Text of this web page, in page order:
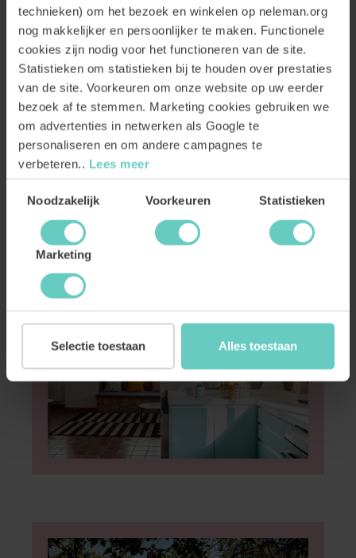
technieken) om het bezoek en winkelen op neleman.org
nog makkelijker en persoonlijker te maken. Functionele
cookies zijn nodig voor het functioneren van de site.
Statistieken om statistieken bij te houden over prestaties
van de site. Voorkeuren om onze website op uw eerder
bezoek af te stemmen. Marketing cookies gebruiken we
om advertenties in netwerken als Google te
personaliseren en om andere campagnes te
verbeteren.. Lees meer
Toestemmingsselectie
Noodzakelijk Voorkeuren Statistieken
Marketing
Alles toestaan
Selectie toestaan
Het dorpje Casas del Rey wint aan aantrekkingskracht. Het ligt op
5 kwartier rijden van Valencia stad. Ons prachtig gerenoveerde en
gemoderniseerde wijnhuis, de nabijheid van de rivier waarop je
kunt raften, de schitterende natuur van nationaal park Hoces del
Cabriel, jij wilt hier toch ook naar toe? Tip: boek een verblijf met
rondleiding in ons wijnhuis!
BEKIJK KAMERS